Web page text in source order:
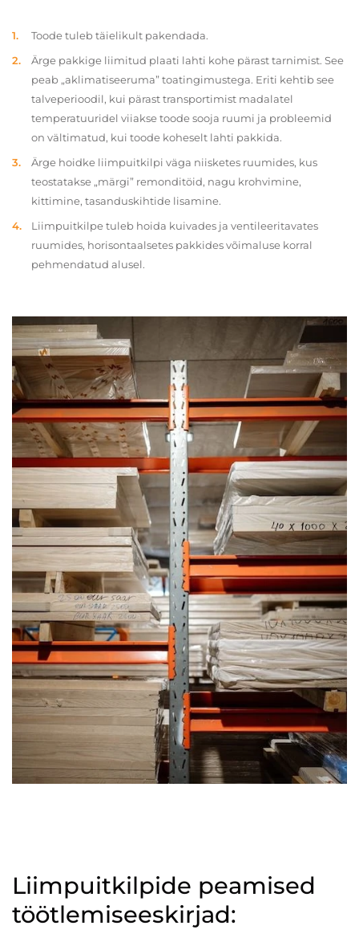
Toode tuleb täielikult pakendada.
Ärge pakkige liimitud plaati lahti kohe pärast tarnimist. See
peab „aklimatiseeruma” toatingimustega. Eriti kehtib see
talveperioodil, kui pärast transportimist madalatel
temperatuuridel viiakse toode sooja ruumi ja probleemid
on vältimatud, kui toode koheselt lahti pakkida.
Ärge hoidke liimpuitkilpi väga niisketes ruumides, kus
teostatakse „märgi” remonditöid, nagu krohvimine,
kittimine, tasanduskihtide lisamine.
Liimpuitkilpe tuleb hoida kuivades ja ventileeritavates
ruumides, horisontaalsetes pakkides võimaluse korral
pehmendatud alusel.
Liimpuitkilpide peamised
töötlemiseeskirjad: